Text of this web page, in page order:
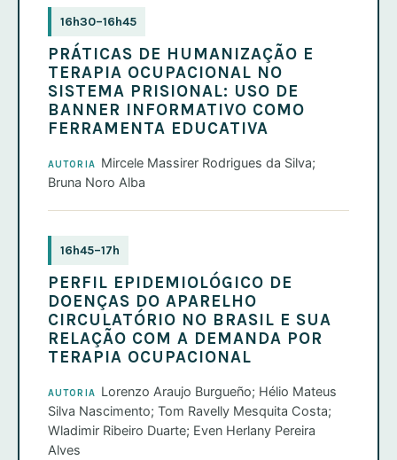
16h30–16h45
PRÁTICAS DE HUMANIZAÇÃO E
TERAPIA OCUPACIONAL NO
SISTEMA PRISIONAL: USO DE
BANNER INFORMATIVO COMO
FERRAMENTA EDUCATIVA
AUTORIA
Mircele Massirer Rodrigues da Silva;
Bruna Noro Alba
16h45–17h
PERFIL EPIDEMIOLÓGICO DE
DOENÇAS DO APARELHO
CIRCULATÓRIO NO BRASIL E SUA
RELAÇÃO COM A DEMANDA POR
TERAPIA OCUPACIONAL
AUTORIA
Lorenzo Araujo Burgueño; Hélio Mateus
Silva Nascimento; Tom Ravelly Mesquita Costa;
Wladimir Ribeiro Duarte; Even Herlany Pereira
Alves